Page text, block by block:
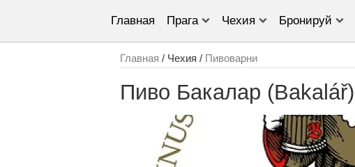
Главная Прага Чехия Бронируй
Главная / Чехия / Пивоварни
Пиво Бакалар (Bakalář)